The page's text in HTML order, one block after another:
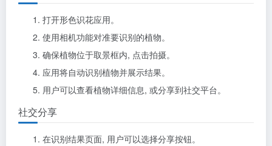
打开形色识花应用。
使用相机功能对准要识别的植物。
确保植物位于取景框内, 点击拍摄。
应用将自动识别植物并展示结果。
用户可以查看植物详细信息, 或分享到社交平台。
社交分享
在识别结果页面, 用户可以选择分享按钮。